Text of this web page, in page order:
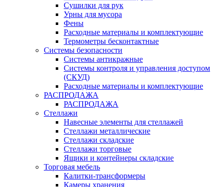
Сушилки для рук
Урны для мусора
Фены
Расходные материалы и комплектующие
Термометры бесконтактные
Системы безопасности
Системы антикражные
Системы контроля и управления доступом
(СКУД)
Расходные материалы и комплектующие
РАСПРОДАЖА
РАСПРОДАЖА
Стеллажи
Навесные элементы для стеллажей
Стеллажи металлические
Стеллажи складские
Стеллажи торговые
Ящики и контейнеры складские
Торговая мебель
Калитки-трансформеры
Камеры хранения